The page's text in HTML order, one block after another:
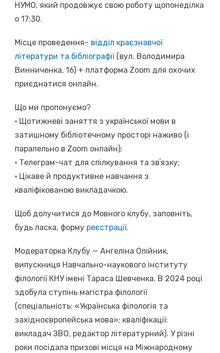
НУМО, який продовжує свою роботу щопонеділка
о 17:30.
Місце проведення– відділ краєзнавчої
літератури та бібліографії (вул. Володимира
Винниченка, 16) + платформа Zoom для охочих
приєднатися онлайн.
Що ми пропонуємо?
• Щотижневі заняття з української мови в
затишному бібліотечному просторі наживо (і
паралельно в Zoom онлайн);
• Телеграм-чат для спілкування та звʼязку;
• Цікаве й продуктивне навчання з
кваліфікованою викладачкою.
Щоб долучитися до Мовного клубу, заповніть,
будь ласка, форму реєстрації.
Модераторка Клубу — Ангеліна Олійник,
випускниця Навчально-наукового інституту
філології КНУ імені Тараса Шевченка. В 2024 році
здобула ступінь магістра філології
(спеціальність: «Українська філологія та
західноєвропейська мова»; кваліфікації:
викладач ЗВО, редактор літературний). У різні
роки посідала призові місця на Міжнародному